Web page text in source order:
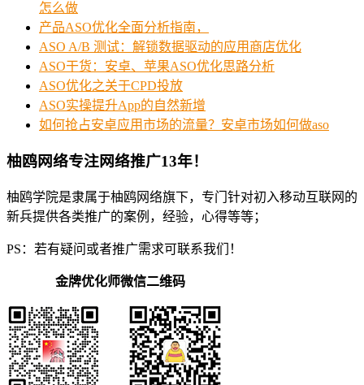
怎么做
产品ASO优化全面分析指南，
ASO A/B 测试：解锁数据驱动的应用商店优化
ASO干货：安卓、苹果ASO优化思路分析
ASO优化之关于CPD投放
ASO实操提升App的自然新增
如何抢占安卓应用市场的流量？安卓市场如何做aso
柚鸥网络专注网络推广13年！
柚鸥学院是隶属于柚鸥网络旗下，专门针对初入移动互联网的
新兵提供各类推广的案例，经验，心得等等；
PS：若有疑问或者推广需求可联系我们！
金牌优化师微信二维码